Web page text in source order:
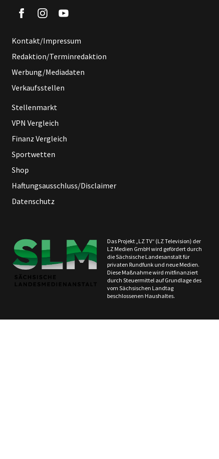
Kontakt/Impressum
Redaktion/Terminredaktion
Werbung/Mediadaten
Verkaufsstellen
Stellenmarkt
VPN Vergleich
Finanz Vergleich
Sportwetten
Shop
Haftungsausschluss/Disclaimer
Datenschutz
Das Projekt „LZ TV“ (LZ Television) der
LZ Medien GmbH wird gefördert durch
die Sächsische Landesanstalt für
privaten Rundfunk und neue Medien.
Diese Maßnahme wird mitfinanziert
durch Steuermittel auf Grundlage des
vom Sächsischen Landtag
beschlossenen Haushaltes.